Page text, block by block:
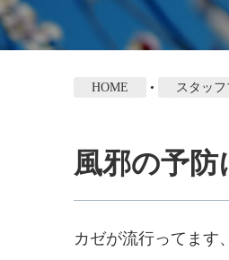
HOME • スタッ
風邪の予防
カゼが流行ってます